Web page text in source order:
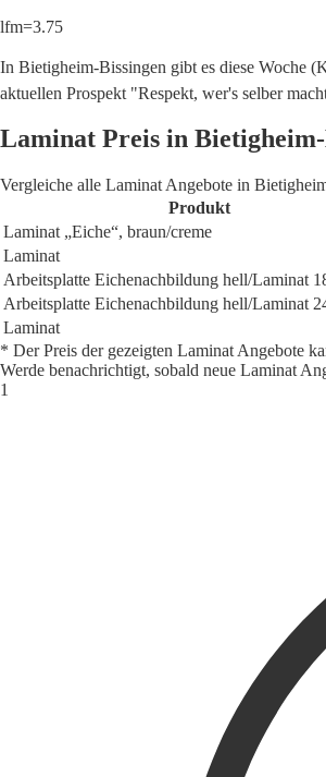
lfm=3.75
In Bietigheim-Bissingen gibt es diese Woche
aktuellen Prospekt "Respekt, wer's selber
Laminat Preis in
Vergleiche alle Laminat Angebote in
Produkt
Laminat „Eiche“, braun/creme
Laminat
Arbeitsplatte Eichenachbildung hell/Laminat
Arbeitsplatte Eichenachbildung hell/Laminat
Laminat
* Der Preis der gezeigten Laminat Angebote
Werde benachrichtigt, sobald neue Laminat